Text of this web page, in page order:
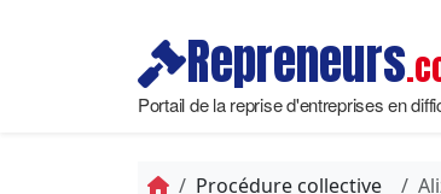
Repreneurs
Portail de la reprise d'entreprises en
Procédure collective